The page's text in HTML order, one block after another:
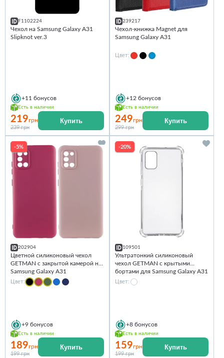
F1102224
Чехол на Samsung Galaxy A31
Slipknot ver.3
+11 бонусов
Есть в наличии
219грн
239 грн
Купить
239217
Чехол-книжка Magnet для
Samsung Galaxy A31
Цвет:
+12 бонусов
Есть в наличии
249грн
299 грн
Купить
-5%
202904
Цветной силиконовый чехол
GETMAN с закрытой камерой на
Samsung Galaxy A31
Цвет:
+9 бонусов
Есть в наличии
189грн
199 грн
Купить
-20%
109501
Ультратонкий силиконовый
чехол GETMAN с крытыми
бортами для Samsung Galaxy A31
Цвет:
+8 бонусов
Есть в наличии
159грн
199 грн
Купить